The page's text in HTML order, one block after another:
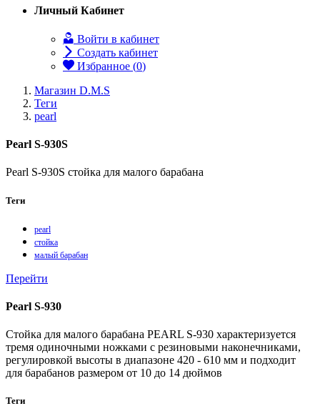
Личный Кабинет
Войти в кабинет
Создать кабинет
Избранное (0)
Магазин D.M.S
Теги
pearl
Pearl S-930S
Pearl S-930S стойка для малого барабана
Теги
pearl
стойка
малый барабан
Перейти
Pearl S-930
Стойка для малого барабана PEARL S-930 характеризуется
тремя одиночными ножками с резиновыми наконечниками,
регулировкой высоты в диапазоне 420 - 610 мм и подходит
для барабанов размером от 10 до 14 дюймов
Теги